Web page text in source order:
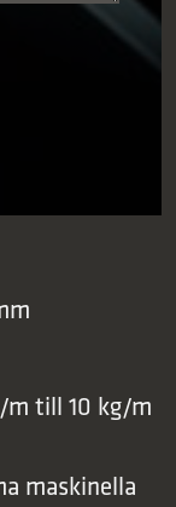
till 10 kg/m
maskinella